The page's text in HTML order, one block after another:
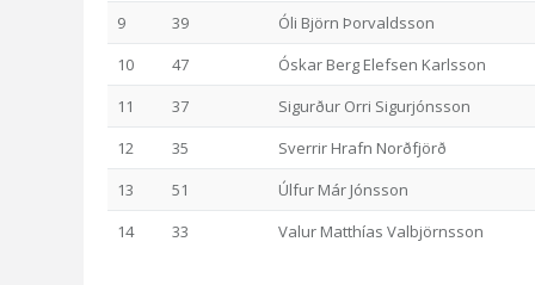
9
39
Óli Björn Þorvaldsson
10
47
Óskar Berg Elefsen Karlsson
11
37
Sigurður Orri Sigurjónsson
12
35
Sverrir Hrafn Norðfjörð
13
51
Úlfur Már Jónsson
14
33 Valur Matthías Valbjörnsson